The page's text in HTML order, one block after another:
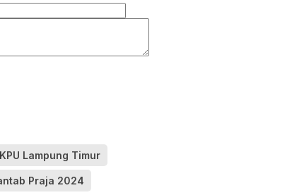
KPU Lampung Timur
Praja 2024